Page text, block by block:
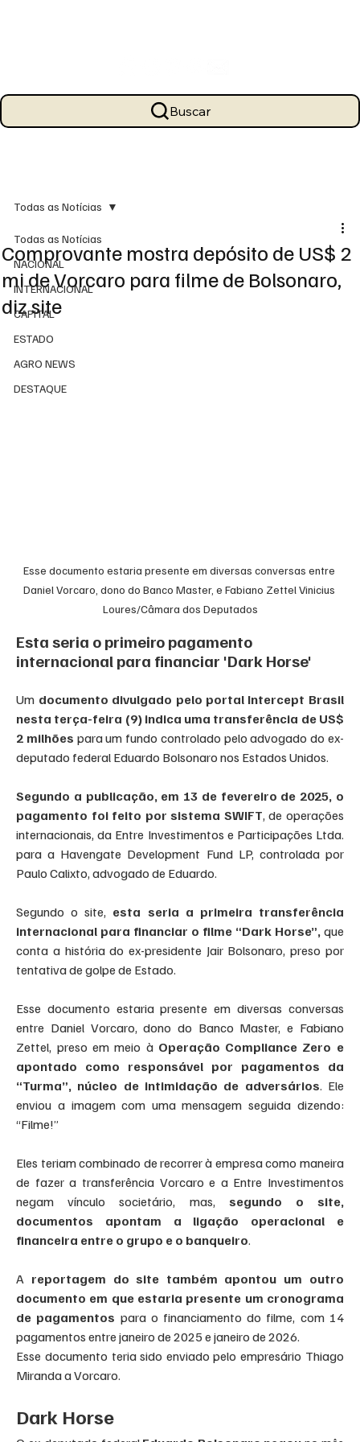
Buscar
Todas as Notícias
NACIONAL
INTERNACIONAL
CAPITAL
ESTADO
AGRO NEWS
DESTAQUE
Todas as Notícias
Comprovante mostra depósito de US$ 2
mi de Vorcaro para filme de Bolsonaro,
diz site
Esse documento estaria presente em diversas conversas entre
Daniel Vorcaro, dono do Banco Master, e Fabiano Zettel Vinicius
Loures/Câmara dos Deputados
Esta seria o primeiro pagamento
internacional para financiar 'Dark Horse'
Um documento divulgado pelo portal Intercept Brasil
nesta terça-feira (9) indica uma transferência de US$
2 milhões para um fundo controlado pelo advogado do ex-
deputado federal Eduardo Bolsonaro nos Estados Unidos.
Segundo a publicação, em 13 de fevereiro de 2025, o
pagamento foi feito por sistema SWIFT, de operações
internacionais, da Entre Investimentos e Participações Ltda.
para a Havengate Development Fund LP, controlada por
Paulo Calixto, advogado de Eduardo.
Segundo o site, esta seria a primeira transferência
internacional para financiar o filme “Dark Horse”, que
conta a história do ex-presidente Jair Bolsonaro, preso por
tentativa de golpe de Estado.
Esse documento estaria presente em diversas conversas
entre Daniel Vorcaro, dono do Banco Master, e Fabiano
Zettel, preso em meio à Operação Compliance Zero e
apontado como responsável por pagamentos da
“Turma”, núcleo de intimidação de adversários. Ele
enviou a imagem com uma mensagem seguida dizendo:
“Filme!”
Eles teriam combinado de recorrer à empresa como maneira
de fazer a transferência Vorcaro e a Entre Investimentos
negam vínculo societário, mas, segundo o site,
documentos apontam a ligação operacional e
financeira entre o grupo e o banqueiro.
A reportagem do site também apontou um outro
documento em que estaria presente um cronograma
de pagamentos para o financiamento do filme, com 14
pagamentos entre janeiro de 2025 e janeiro de 2026.
Esse documento teria sido enviado pelo empresário Thiago
Miranda a Vorcaro.
Dark Horse